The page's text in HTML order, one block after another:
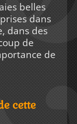
belles
dans
dans des
de
de
cette